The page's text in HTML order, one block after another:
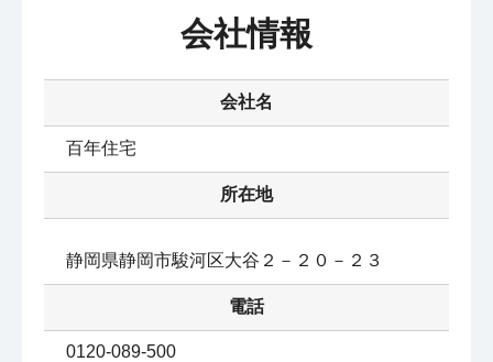
会社情報
会社名
百年住宅
所在地
静岡県静岡市駿河区大谷２－２０－２３
電話
0120-089-500